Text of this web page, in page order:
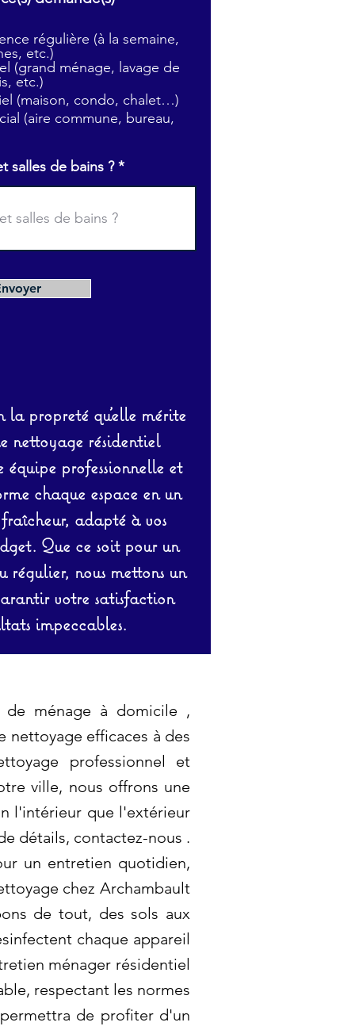
i
a
o
i
régulière (à la semaine,
etc.)
(grand ménage, lavage de
etc.)
(maison, condo, chalet…)
(aire commune, bureau,
salles de bains ?
propreté qu’elle mérite
nettoyage résidentiel
professionnelle et
chaque espace en un
adapté à vos
Que ce soit pour un
régulier, nous mettons un
votre satisfaction
impeccables.
de ménage à domicile ,
nettoyage efficaces à des
professionnel et
ville, nous offrons une
l'intérieur que l'extérieur
détails, contactez-nous .
un entretien quotidien,
chez Archambault
de tout, des sols aux
chaque appareil
ménager résidentiel
respectant les normes
de profiter d'un